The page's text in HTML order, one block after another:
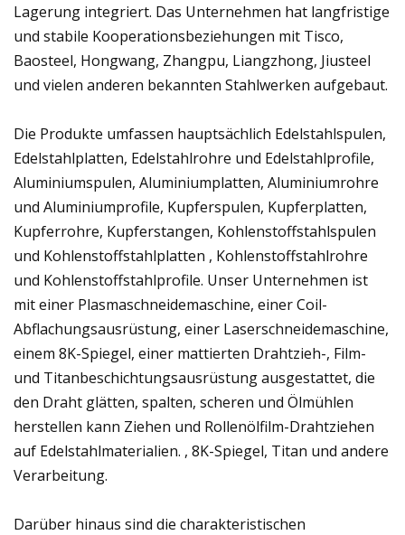
Lagerung integriert. Das Unternehmen hat langfristige
und stabile Kooperationsbeziehungen mit Tisco,
Baosteel, Hongwang, Zhangpu, Liangzhong, Jiusteel
und vielen anderen bekannten Stahlwerken aufgebaut.
Die Produkte umfassen hauptsächlich Edelstahlspulen,
Edelstahlplatten, Edelstahlrohre und Edelstahlprofile,
Aluminiumspulen, Aluminiumplatten, Aluminiumrohre
und Aluminiumprofile, Kupferspulen, Kupferplatten,
Kupferrohre, Kupferstangen, Kohlenstoffstahlspulen
und Kohlenstoffstahlplatten , Kohlenstoffstahlrohre
und Kohlenstoffstahlprofile. Unser Unternehmen ist
mit einer Plasmaschneidemaschine, einer Coil-
Abflachungsausrüstung, einer Laserschneidemaschine,
einem 8K-Spiegel, einer mattierten Drahtzieh-, Film-
und Titanbeschichtungsausrüstung ausgestattet, die
den Draht glätten, spalten, scheren und Ölmühlen
herstellen kann Ziehen und Rollenölfilm-Drahtziehen
auf Edelstahlmaterialien. , 8K-Spiegel, Titan und andere
Verarbeitung.
Darüber hinaus sind die charakteristischen